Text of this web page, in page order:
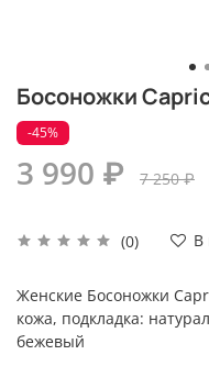
Босоножки
(0) В
-45%
3 990 ₽ 7 250 ₽
Женские Босоножки
кожа, подкладка:
бежевый